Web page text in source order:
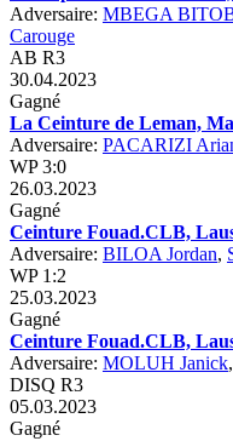
Adversaire: MBEGA
Carouge
AB R3
30.04.2023
Gagné
La Ceinture de Leman,
Adversaire: PACARIZI
WP 3:0
26.03.2023
Gagné
Ceinture Fouad.CLB,
Adversaire: BILOA Jordan,
WP 1:2
25.03.2023
Gagné
Ceinture Fouad.CLB,
Adversaire: MOLUH Janick,
DISQ R3
05.03.2023
Gagné